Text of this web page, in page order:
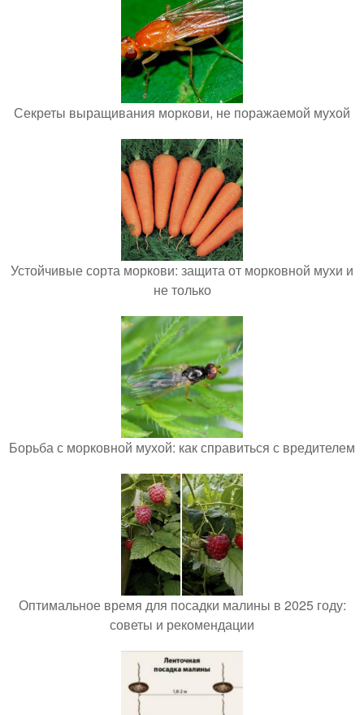
Секреты выращивания моркови, не поражаемой мухой
Устойчивые сорта моркови: защита от морковной мухи и
не только
Борьба с морковной мухой: как справиться с вредителем
Оптимальное время для посадки малины в 2025 году:
советы и рекомендации